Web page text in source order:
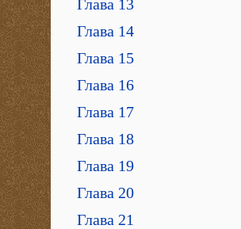
Глава 13
Глава 14
Глава 15
Глава 16
Глава 17
Глава 18
Глава 19
Глава 20
Глава 21